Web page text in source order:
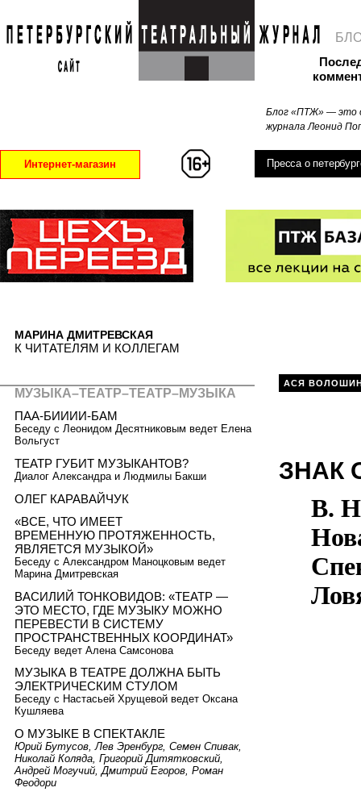
Блог «ПТЖ» — это
журнала Леонид
Интернет-магазин Пресса о
АСЯ
ЗНАК
В.
МАРИНА ДМИТРЕВСКАЯ
К ЧИТАТЕЛЯМ И КОЛЛЕГАМ
МУЗЫКА–ТЕАТР–ТЕАТР–МУЗЫКА
ПАА-БИИИИ-БАМ
Беседу с Леонидом Десятниковым ведет Елена
Вольгуст
ТЕАТР ГУБИТ МУЗЫКАНТОВ?
Диалог Александра и Людмилы Бакши
ОЛЕГ КАРАВАЙЧУК
«ВСЕ, ЧТО ИМЕЕТ
ВРЕМЕННУЮ ПРОТЯЖЕННОСТЬ,
ЯВЛЯЕТСЯ МУЗЫКОЙ»
Беседу с Александром Маноцковым ведет
Марина Дмитревская
ВАСИЛИЙ ТОНКОВИДОВ: «ТЕАТР —
ЭТО МЕСТО, ГДЕ МУЗЫКУ МОЖНО
ПЕРЕВЕСТИ В СИСТЕМУ
ПРОСТРАНСТВЕННЫХ КООРДИНАТ»
Беседу ведет Алена Самсонова
МУЗЫКА В ТЕАТРЕ ДОЛЖНА БЫТЬ
ЭЛЕКТРИЧЕСКИМ СТУЛОМ
Беседу с Настасьей Хрущевой ведет Оксана
Кушляева
О МУЗЫКЕ В СПЕКТАКЛЕ
Юрий Бутусов, Лев Эренбург, Семен Спивак,
Николай Коляда, Григорий Дитятковский,
Андрей Могучий, Дмитрий Егоров, Роман
Феодори